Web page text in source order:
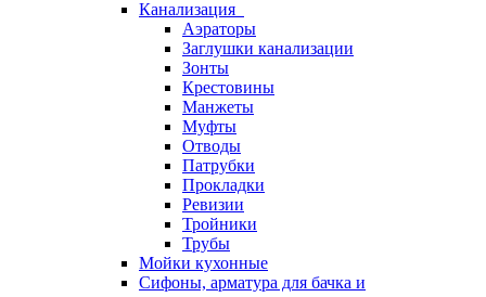
Канализация
Аэраторы
Заглушки канализации
Зонты
Крестовины
Манжеты
Муфты
Отводы
Патрубки
Прокладки
Ревизии
Тройники
Трубы
Мойки кухонные
Сифоны, арматура для бачка и